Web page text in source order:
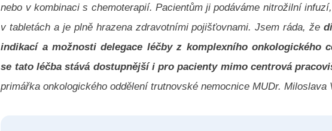
nebo v kombinaci s chemoterapií. Pacientům ji podáváme nitrožilní
v tabletách a je plně hrazena zdravotními pojišťovnami. Jsem ráda, že
indikací a možnosti delegace léčby z komplexního onkologického
se tato léčba stává dostupnější i pro pacienty mimo centrová
primářka onkologického oddělení trutnovské nemocnice MUDr. Miloslava